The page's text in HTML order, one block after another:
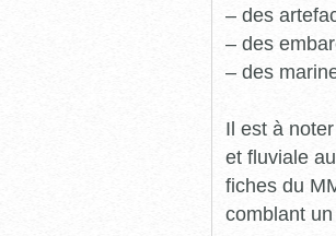
– des
– des
– des
Il est à
et fluviale
fiches du
comblant